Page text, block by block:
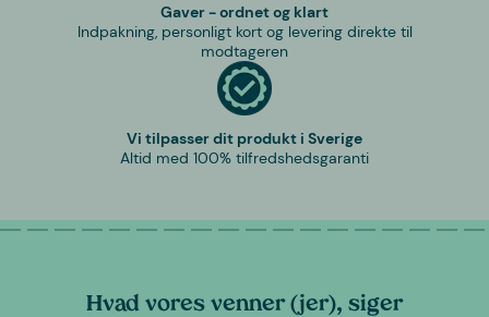
Gaver - ordnet og klart
Indpakning, personligt kort og levering direkte til
modtageren
Vi tilpasser dit produkt i Sverige
Altid med 100% tilfredshedsgaranti
Hvad vores venner (jer), siger